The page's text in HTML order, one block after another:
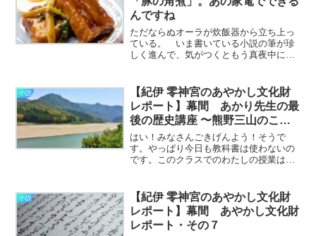
～続きを読む～
んですね
ただならぬオーラが炊飯器から立ち上っ
ている。 いま書いている小説の筆が珍
しく進んで、気がつくともう真夜中にな
茶漬けにでもさせていただこうかしら
ん、と台所に忍び込んだの
だ………………～続きを読む～
小説
【紀伊 零神宮のあやかし文化財
レポート】幕間 あかり先生の最
後の歴史講座 〜熊野三山のこ
と〜
はい！みなさんごきげんよう！そうで
す。やっぱり今日も教科書は使わないの
です。このクラスでのわたしの授業はこ
う。よくご存じの通り、「熊野速玉大
社」「熊野那智大社」「熊野本宮
大………………～続きを読む～
小説
【紀伊 零神宮のあやかし文化財
レポート】幕間 あやかし文化財
レポート・その７